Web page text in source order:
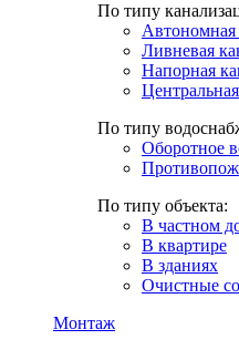
По типу
Автономная
Ливневая
Напорная
По типу
Оборотное
По типу объекта:
В частном
В квартире
В зданиях
Очистные
Монтаж